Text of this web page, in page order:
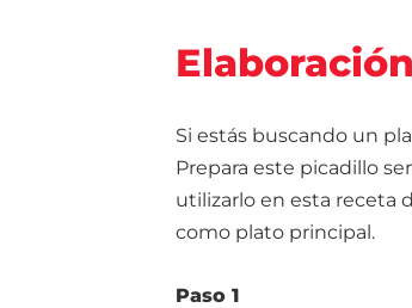
Elaboración
Si estás buscando un
Prepara este picadillo
utilizarlo en esta receta
como plato principal.
Paso 1